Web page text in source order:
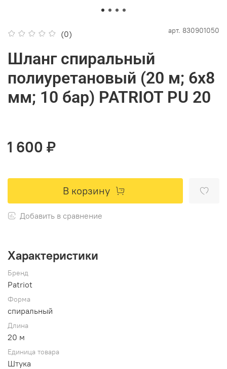
(0) арт. 830901050
Шланг спиральный
полиуретановый (20 м; 6х8
мм; 10 бар) PATRIOT PU 20
1 600 ₽
В корзину
Добавить в сравнение
Характеристики
Бренд
Patriot
Форма
спиральный
Длина
20 м
Единица товара
Штука